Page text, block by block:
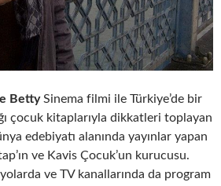
BettySinema filmi ile Türkiye’de bir
çocuk kitaplarıyla dikkatleri toplayan
edebiyatı alanında yayınlar yapan
ve Kavis Çocuk’un kurucusu.
ve TV kanallarında da program